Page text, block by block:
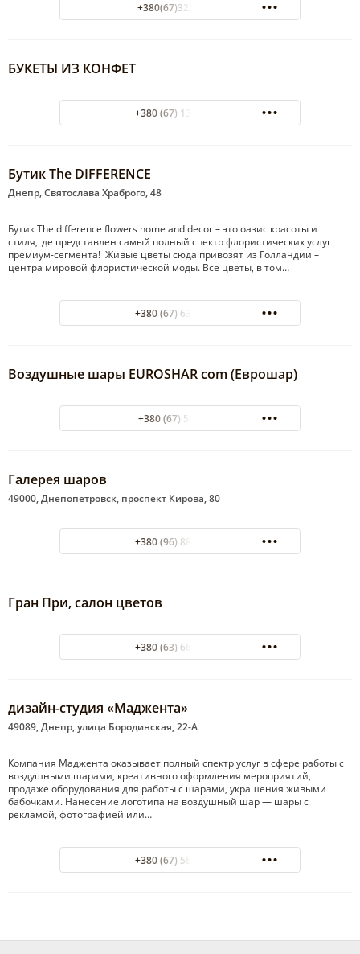
+380(67)325-25-25
БУКЕТЫ ИЗ КОНФЕТ
+380 (67) 133-77-23
Бутик The DIFFERENCE
Днепр, Святослава Храброго, 48
Бутик The difference flowers home and decor – это оазис красоты и
стиля,где представлен самый полный спектр флористических услуг
премиум-сегмента! Живые цветы сюда привозят из Голландии –
центра мировой флористической моды. Все цветы, в том…
+380 (67) 633-18-78
Воздушные шары EUROSHAR com (Еврошар)
+380 (67) 5663044
Галерея шаров
49000, Днепопетровск, проспект Кирова, 80
+380 (96) 889-15-21
Гран При, салон цветов
+380 (63) 660-60-27
дизайн-студия «Маджента»
49089, Днепр, улица Бородинская, 22-А
Компания Маджента оказывает полный спектр услуг в сфере работы с
воздушными шарами, креативного оформления мероприятий,
продаже оборудования для работы с шарами, украшения живыми
бабочками. Нанесение логотипа на воздушный шар — шары с
рекламой, фотографией или…
+380 (67) 561-89-12